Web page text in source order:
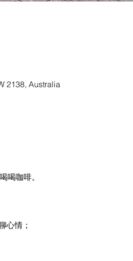
2138, Australia
喝咖啡。
心情；